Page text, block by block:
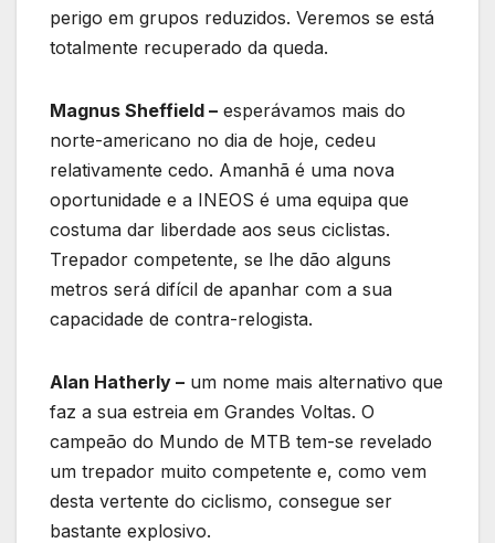
perigo em grupos reduzidos. Veremos se está
totalmente recuperado da queda.
Magnus Sheffield – esperávamos mais do
norte-americano no dia de hoje, cedeu
relativamente cedo. Amanhã é uma nova
oportunidade e a INEOS é uma equipa que
costuma dar liberdade aos seus ciclistas.
Trepador competente, se lhe dão alguns
metros será difícil de apanhar com a sua
capacidade de contra-relogista.
Alan Hatherly – um nome mais alternativo que
faz a sua estreia em Grandes Voltas. O
campeão do Mundo de MTB tem-se revelado
um trepador muito competente e, como vem
desta vertente do ciclismo, consegue ser
bastante explosivo.